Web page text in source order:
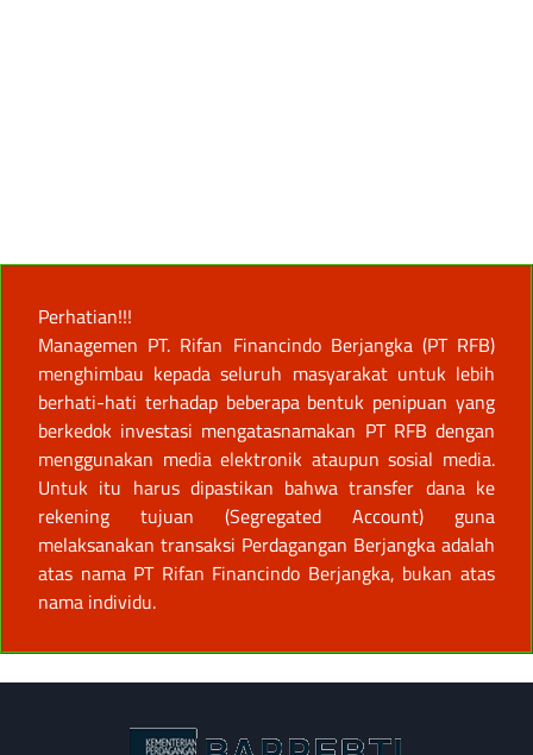
Perhatian!!!
Managemen PT. Rifan Financindo Berjangka (PT RFB)
menghimbau kepada seluruh masyarakat untuk lebih
berhati-hati terhadap beberapa bentuk penipuan yang
berkedok investasi mengatasnamakan PT RFB dengan
menggunakan media elektronik ataupun sosial media.
Untuk itu harus dipastikan bahwa transfer dana ke
rekening tujuan (Segregated Account) guna
melaksanakan transaksi Perdagangan Berjangka adalah
atas nama PT Rifan Financindo Berjangka, bukan atas
nama individu.